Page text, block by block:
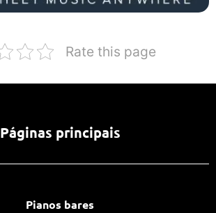
Rate this page
Páginas principais
Pianos bares